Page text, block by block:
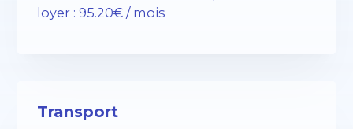
loyer : 95.20€ / mois
Transport